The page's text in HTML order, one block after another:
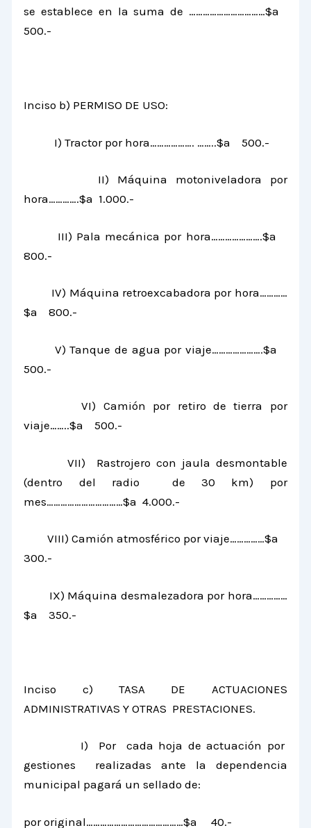
se establece en la suma de ……………………………$a
500.-
Inciso b) PERMISO DE USO:
I) Tractor por hora………………. ……..$a 500.-
II) Máquina motoniveladora por
hora………….$a 1.000.-
III) Pala mecánica por hora………………….$a
800.-
IV) Máquina retroexcabadora por hora…………
$a 800.-
V) Tanque de agua por viaje………………….$a
500.-
VI) Camión por retiro de tierra por
viaje……..$a 500.-
VII) Rastrojero con jaula desmontable
(dentro del radio de30 km) por
mes……………………………$a 4.000.-
VIII) Camión atmosférico por viaje……………$a
300.-
IX) Máquina desmalezadora por hora……………
$a 350.-
Inciso c) TASA DE ACTUACIONES
ADMINISTRATIVAS Y OTRAS PRESTACIONES.
I) Por cada hoja de actuación por
gestiones realizadas ante la dependencia
municipal pagará un sellado de:
por original……………………………………$a 40.-